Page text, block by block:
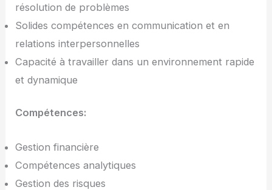
résolution de problèmes
Solides compétences en communication et en
relations interpersonnelles
Capacité à travailler dans un environnement rapide
et dynamique
Compétences:
Gestion financière
Compétences analytiques
Gestion des risques